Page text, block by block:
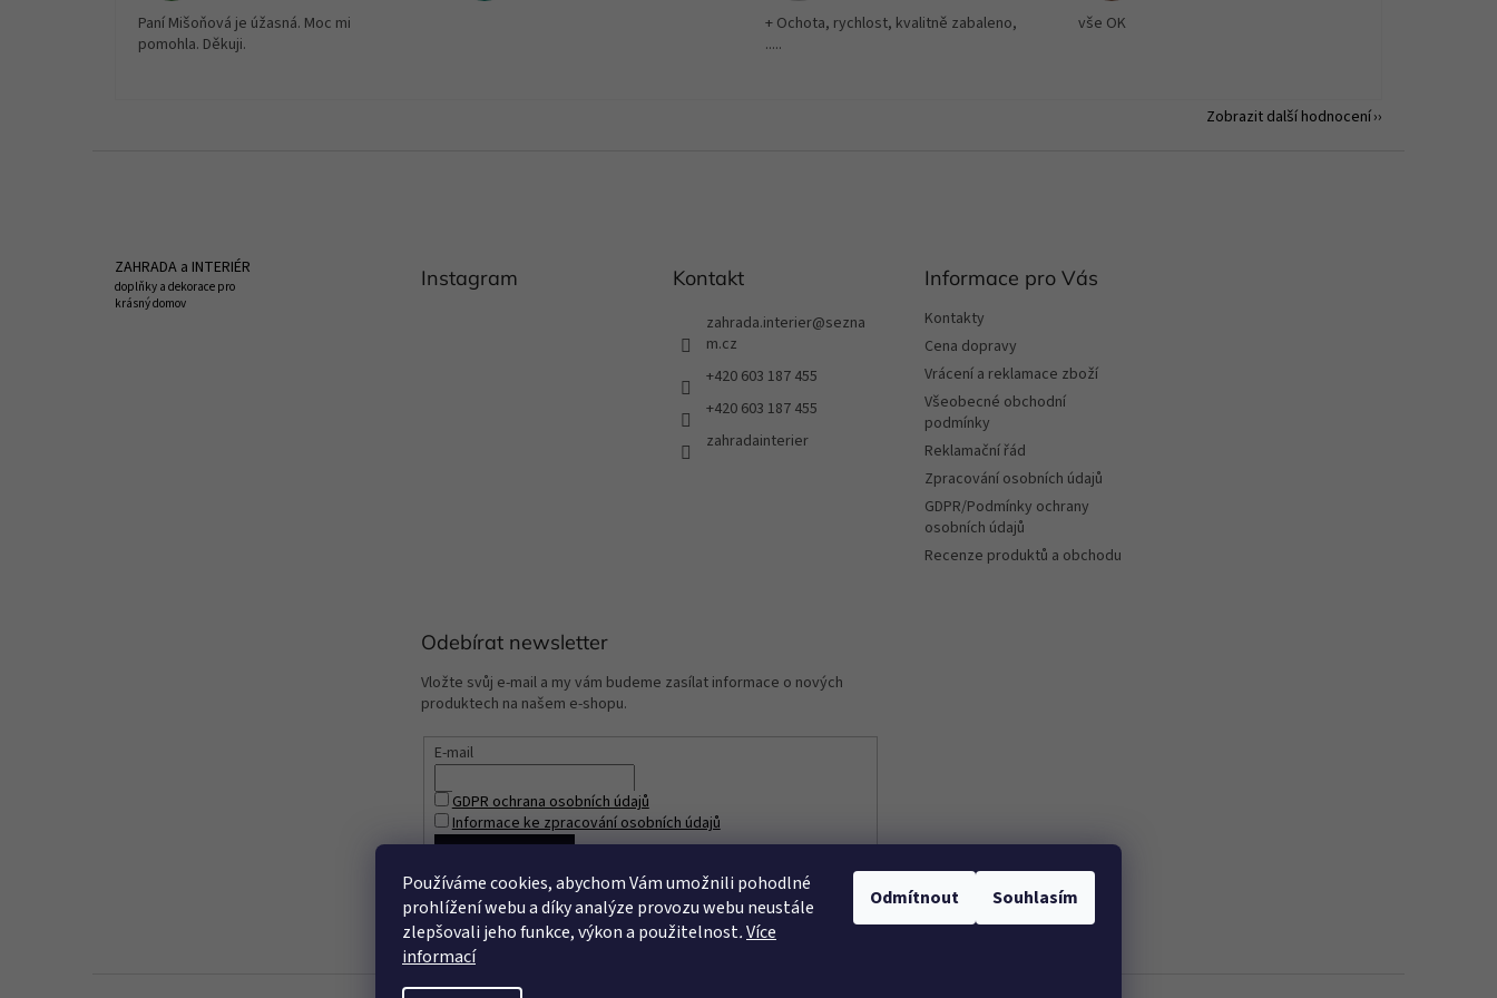
Používáme cookies, abychom Vám umožnili pohodlné
prohlížení webu a díky analýze provozu webu neustále
zlepšovali jeho funkce, výkon a použitelnost.Více
informací
Odmítnout Souhlasím
Paní Mišoňová je úžasná. Moc mi
pomohla. Děkuji.
+ Ochota, rychlost, kvalitně zabaleno,
.....
vše OK
Zobrazit další hodnocení
ZAHRADA a INTERIÉR
doplňky a dekorace pro
krásný domov
Instagram Kontakt
zahrada.interier@sezna
m.cz
+420 603 187 455
+420 603 187 455
zahradainterier
Informace pro Vás
Kontakty
Cena dopravy
Vrácení a reklamace zboží
Všeobecné obchodní
podmínky
Reklamační řád
Zpracování osobních údajů
GDPR/Podmínky ochrany
osobních údajů
Recenze produktů a obchodu
Odebírat newsletter
Vložte svůj e-mail a my vám budeme zasílat informace o nových
produktech na našem e-shopu.
E-mail
GDPR ochrana osobních údajů
Informace ke zpracování osobních údajů